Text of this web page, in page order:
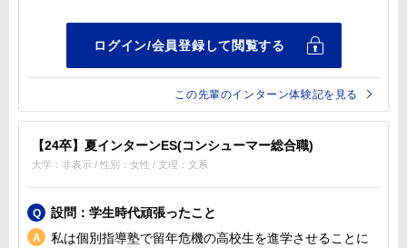
この先輩のインターン体験記を見る
【24卒】夏インターンES(コンシューマー総合職)
大学：非表示 / 性別：女性 / 文理：文系
設問：学生時代頑張ったこと
私は個別指導塾で留年危機の高校生を進学させることに